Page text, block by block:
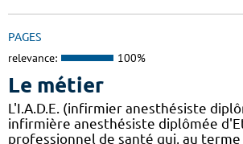
PAGES
relevance: 100%
Le métier
L'I.A.D.E. (infirmier anesthésiste
infirmière anesthésiste diplômée
professionnel de santé qui, au